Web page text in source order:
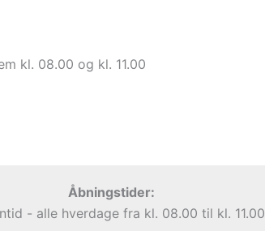
kl. 08.00 og kl. 11.00
Åbningstider:
- alle hverdage fra kl. 08.00 til kl. 11.00